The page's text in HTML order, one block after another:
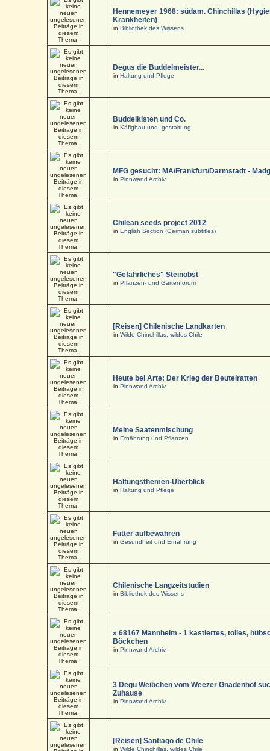
Hennemeyer 1968: südam. Chinchillas
Krankheiten)
inBibliothek des Wissens
Degus die Buddelmeister...
inHaltung und Pflege
Buddelkisten und Co.
inKäfigbau und -gestaltung
MFG gesucht: MA/Frankfurt/Darmstadt -
inPinnwand Archiv
Chilean seeds project 2012
inEnglish Section (German subtitles)
"Gefährliches" Steinobst
inPflanzen- und Gartenforum
[Reisen] Chilenische Landkarten
inWilde Chinchillas, wildes Chile
Heute bei Arte: Der Krieg der Beutelratten
inPinnwand Archiv
Meine Saatenmischung
inErnährung und Pflanzen
Haltungsthemen-Überblick
inHaltung und Pflege
Futter aufbewahren
inGesundheit und Ernährung
Chilenische Langzeitstudien
inBibliothek des Wissens
» 68167 Mannheim - 1 kastiertes, tolles,
Böckchen
inPinnwand Archiv
3 Degu Weibchen vom Weezer Gnadenhof
Zuhause
inPinnwand Archiv
[Reisen] Santiago de Chile
inWilde Chinchillas, wildes Chile